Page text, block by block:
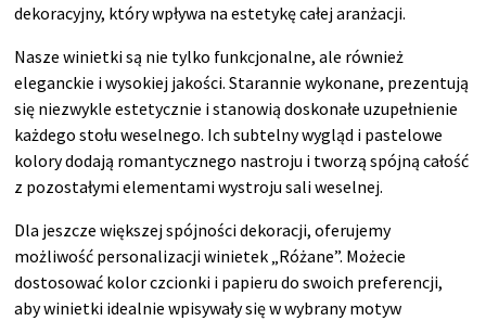
dekoracyjny, który wpływa na estetykę całej aranżacji.
Nasze winietki są nie tylko funkcjonalne, ale również
eleganckie i wysokiej jakości. Starannie wykonane, prezentują
się niezwykle estetycznie i stanowią doskonałe uzupełnienie
każdego stołu weselnego. Ich subtelny wygląd i pastelowe
kolory dodają romantycznego nastroju i tworzą spójną całość
z pozostałymi elementami wystroju sali weselnej.
Dla jeszcze większej spójności dekoracji, oferujemy
możliwość personalizacji winietek „Różane”. Możecie
dostosować kolor czcionki i papieru do swoich preferencji,
aby winietki idealnie wpisywały się w wybrany motyw